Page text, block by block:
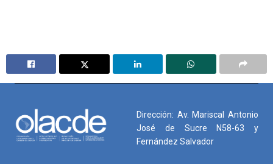
Dirección: Av. Mariscal Antonio
José de Sucre N58-63 y
Fernández Salvador